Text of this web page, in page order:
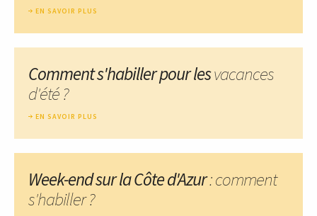
EN SAVOIR PLUS
Comment s'habiller pour lesvacances
d'été ?
EN SAVOIR PLUS
Week-end sur la Côte d'Azur: comment
s'habiller ?